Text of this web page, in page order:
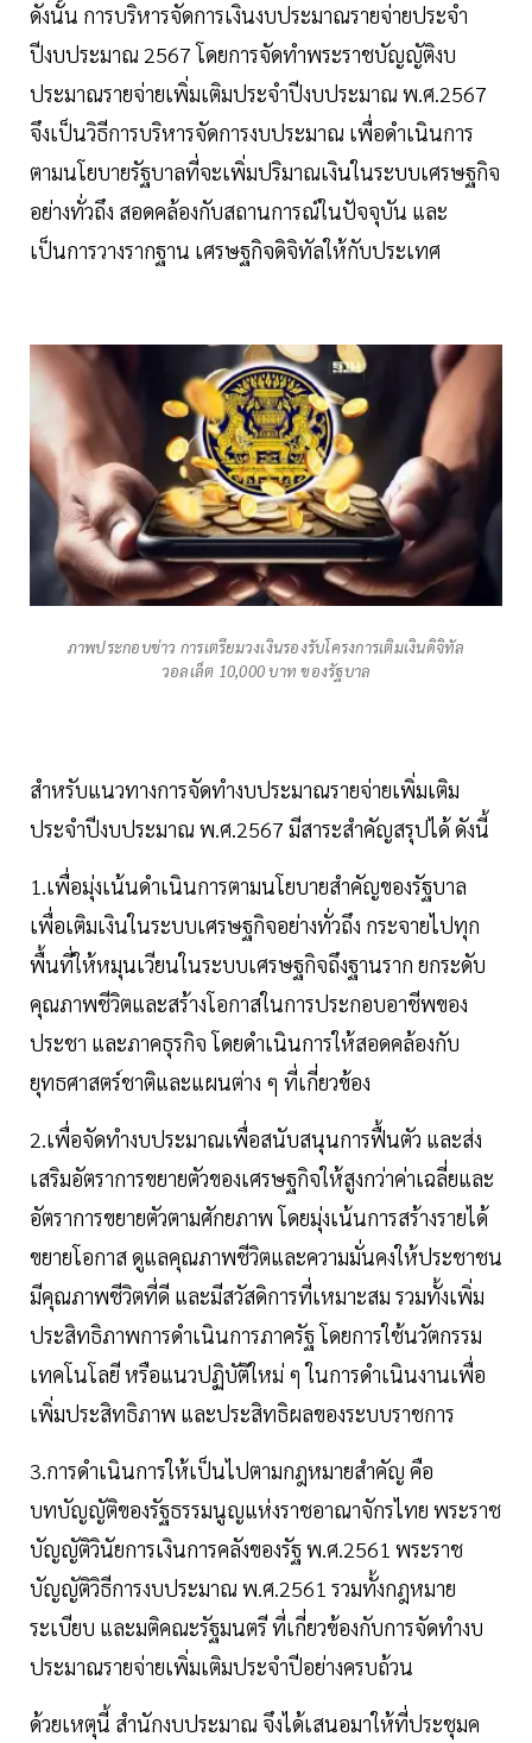
ดังนั้น การบริหารจัดการเงินงบประมาณรายจ่ายประจำ
ปีงบประมาณ 2567 โดยการจัดทำพระราชบัญญัติงบ
ประมาณรายจ่ายเพิ่มเติมประจำปีงบประมาณ พ.ศ.2567
จึงเป็นวิธีการบริหารจัดการงบประมาณ เพื่อดำเนินการ
ตามนโยบายรัฐบาลที่จะเพิ่มปริมาณเงินในระบบเศรษฐกิจ
อย่างทั่วถึง สอดคล้องกับสถานการณ์ในปัจจุบัน และ
เป็นการวางรากฐาน เศรษฐกิจดิจิทัลให้กับประเทศ
ภาพประกอบข่าว การเตรียมวงเงินรองรับโครงการเติมเงินดิจิทัล
วอลเล็ต 10,000 บาท ของรัฐบาล
สำหรับแนวทางการจัดทำงบประมาณรายจ่ายเพิ่มเติม
ประจำปีงบประมาณ พ.ศ.2567 มีสาระสำคัญสรุปได้ ดังนี้
1.เพื่อมุ่งเน้นดำเนินการตามนโยบายสำคัญของรัฐบาล
เพื่อเติมเงินในระบบเศรษฐกิจอย่างทั่วถึง กระจายไปทุก
พื้นที่ให้หมุนเวียนในระบบเศรษฐกิจถึงฐานราก ยกระดับ
คุณภาพชีวิตและสร้างโอกาสในการประกอบอาชีพของ
ประชา และภาคธุรกิจ โดยดำเนินการให้สอดคล้องกับ
ยุทธศาสตร์ชาติและแผนต่าง ๆ ที่เกี่ยวข้อง
2.เพื่อจัดทำงบประมาณเพื่อสนับสนุนการฟื้นตัว และส่ง
เสริมอัตราการขยายตัวของเศรษฐกิจให้สูงกว่าค่าเฉลี่ยและ
อัตราการขยายตัวตามศักยภาพ โดยมุ่งเน้นการสร้างรายได้
ขยายโอกาส ดูแลคุณภาพชีวิตและความมั่นคงให้ประชาชน
มีคุณภาพชีวิตที่ดี และมีสวัสดิการที่เหมาะสม รวมทั้งเพิ่ม
ประสิทธิภาพการดำเนินการภาครัฐ โดยการใช้นวัตกรรม
เทคโนโลยี หรือแนวปฏิบัติใหม่ ๆ ในการดำเนินงานเพื่อ
เพิ่มประสิทธิภาพ และประสิทธิผลของระบบราชการ
3.การดำเนินการให้เป็นไปตามกฎหมายสำคัญ คือ
บทบัญญัติของรัฐธรรมนูญแห่งราชอาณาจักรไทย พระราช
บัญญัติวินัยการเงินการคลังของรัฐ พ.ศ.2561 พระราช
บัญญัติวิธีการงบประมาณ พ.ศ.2561 รวมทั้งกฎหมาย
ระเบียบ และมติคณะรัฐมนตรี ที่เกี่ยวข้องกับการจัดทำงบ
ประมาณรายจ่ายเพิ่มเติมประจำปีอย่างครบถ้วน
ด้วยเหตุนี้ สำนักงบประมาณ จึงได้เสนอมาให้ที่ประชุมค